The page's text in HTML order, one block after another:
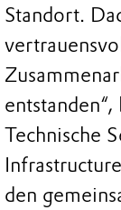
Standort.
Technische
den